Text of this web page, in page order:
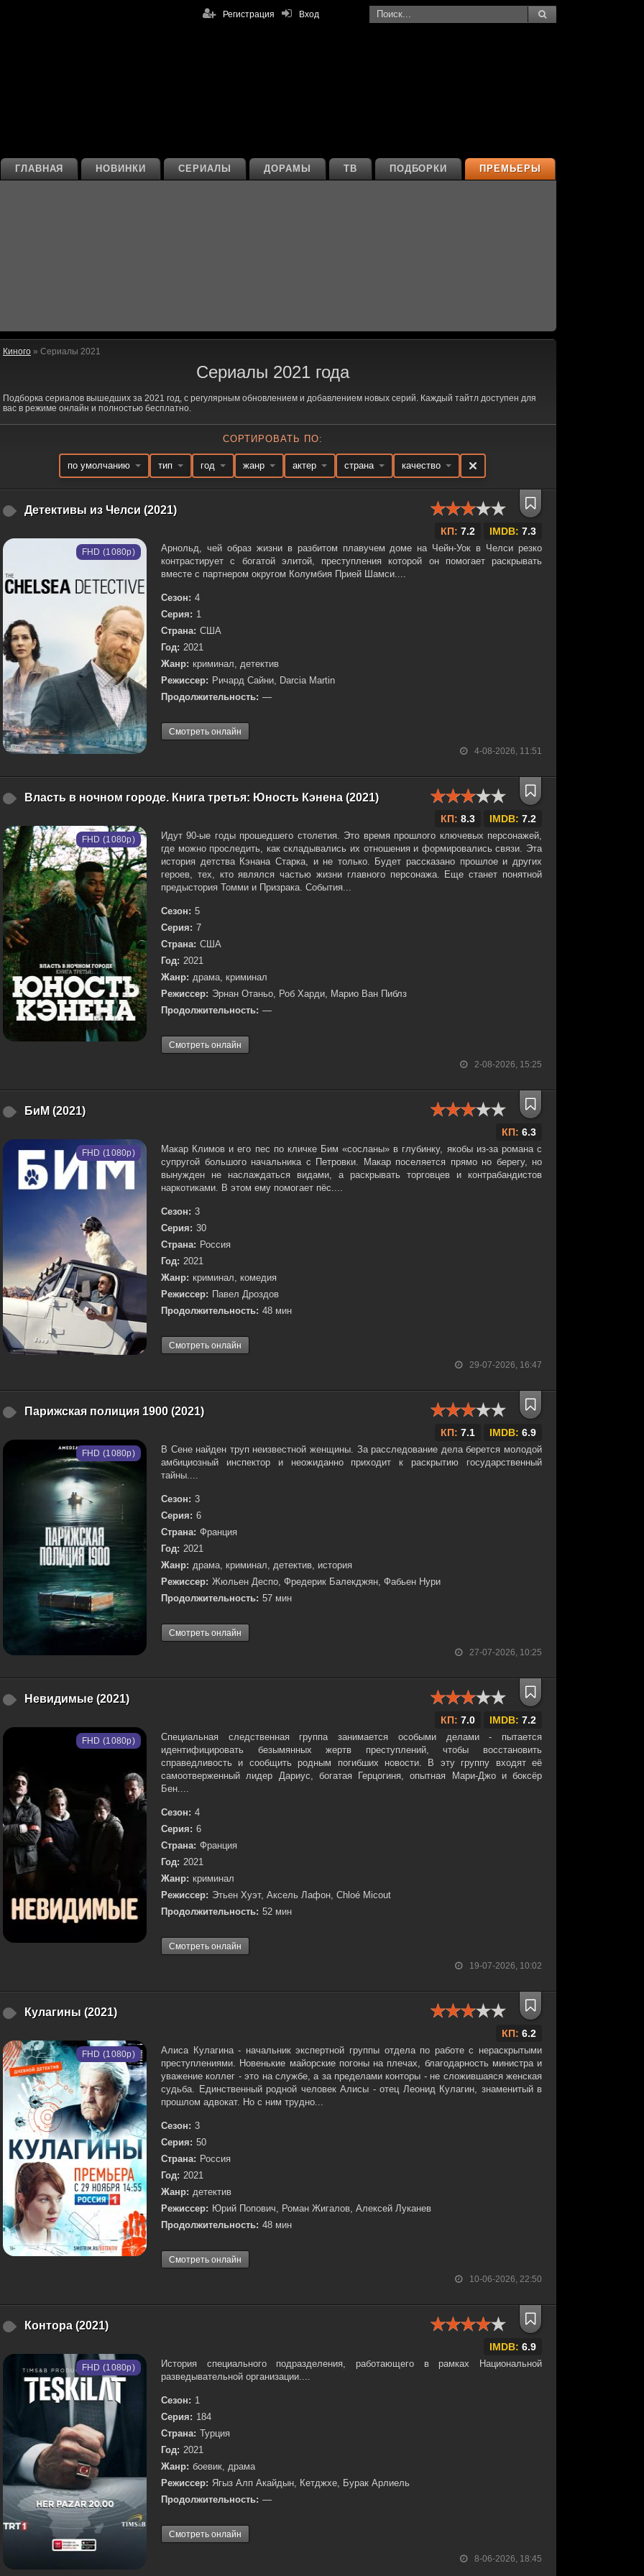
Вход
Регистрация
ПРЕМЬЕРЫ
ПОДБОРКИ
ТВ
ДОРАМЫ
СЕРИАЛЫ
НОВИНКИ
ГЛАВНАЯ
Киного » Сериалы 2021
Сериалы 2021 года
Подборка сериалов вышедших за 2021 год, с регулярным обновлением и добавлением новых серий. Каждый тайтл доступен для
вас в режиме онлайн и полностью бесплатно.
СОРТИРОВАТЬ ПО:
по умолчанию тип год жанр актер страна качество
Детективы из Челси (2021)
КП: 7.2 IMDB: 7.3
4-08-2026, 11:51
FHD (1080p)
Арнольд, чей образ жизни в разбитом плавучем доме на Чейн-Уок в Челси резко
контрастирует с богатой элитой, преступления которой он помогает раскрывать
вместе с партнером округом Колумбия Прией Шамси....
Сезон: 4
Серия: 1
Страна: США
Год: 2021
Жанр: криминал, детектив
Режиссер: Ричард Сайни, Darcia Martin
Продолжительность: —
Смотреть онлайн
Власть в ночном городе. Книга третья: Юность Кэнена (2021)
КП: 8.3 IMDB: 7.2
2-08-2026, 15:25
FHD (1080p)
Идут 90-ые годы прошедшего столетия. Это время прошлого ключевых персонажей,
где можно проследить, как складывались их отношения и формировались связи. Эта
история детства Кэнана Старка, и не только. Будет рассказано прошлое и других
героев, тех, кто являлся частью жизни главного персонажа. Еще станет понятной
предыстория Томми и Призрака. События...
Сезон: 5
Серия: 7
Страна: США
Год: 2021
Жанр: драма, криминал
Режиссер: Эрнан Отаньо, Роб Харди, Марио Ван Пиблз
Продолжительность: —
Смотреть онлайн
БиМ (2021)
КП: 6.3
29-07-2026, 16:47
FHD (1080p)
Макар Климов и его пес по кличке Бим «сосланы» в глубинку, якобы из-за романа с
супругой большого начальника с Петровки. Макар поселяется прямо но берегу, но
вынужден не наслаждаться видами, а раскрывать торговцев и контрабандистов
наркотиками. В этом ему помогает пёс....
Сезон: 3
Серия: 30
Страна: Россия
Год: 2021
Жанр: криминал, комедия
Режиссер: Павел Дроздов
Продолжительность: 48 мин
Смотреть онлайн
Парижская полиция 1900 (2021)
КП: 7.1 IMDB: 6.9
27-07-2026, 10:25
FHD (1080p)
В Сене найден труп неизвестной женщины. За расследование дела берется молодой
амбициозный инспектор и неожиданно приходит к раскрытию государственный
тайны....
Сезон: 3
Серия: 6
Страна: Франция
Год: 2021
Жанр: драма, криминал, детектив, история
Режиссер: Жюльен Деспо, Фредерик Балекджян, Фабьен Нури
Продолжительность: 57 мин
Смотреть онлайн
Невидимые (2021)
КП: 7.0 IMDB: 7.2
19-07-2026, 10:02
FHD (1080p)
Специальная следственная группа занимается особыми делами - пытается
идентифицировать безымянных жертв преступлений, чтобы восстановить
справедливость и сообщить родным погибших новости. В эту группу входят её
самоотверженный лидер Дариус, богатая Герцогиня, опытная Мари-Джо и боксёр
Бен....
Сезон: 4
Серия: 6
Страна: Франция
Год: 2021
Жанр: криминал
Режиссер: Этьен Хуэт, Аксель Лафон, Chloé Micout
Продолжительность: 52 мин
Смотреть онлайн
Кулагины (2021)
КП: 6.2
10-06-2026, 22:50
FHD (1080p)
Алиса Кулагина - начальник экспертной группы отдела по работе с нераскрытыми
преступлениями. Новенькие майорские погоны на плечах, благодарность министра и
уважение коллег - это на службе, а за пределами конторы - не сложившаяся женская
судьба. Единственный родной человек Алисы - отец Леонид Кулагин, знаменитый в
прошлом адвокат. Но с ним трудно...
Сезон: 3
Серия: 50
Страна: Россия
Год: 2021
Жанр: детектив
Режиссер: Юрий Попович, Роман Жигалов, Алексей Луканев
Продолжительность: 48 мин
Смотреть онлайн
Контора (2021)
IMDB: 6.9
8-06-2026, 18:45
FHD (1080p)
История специального подразделения, работающего в рамках Национальной
разведывательной организации....
Сезон: 1
Серия: 184
Страна: Турция
Год: 2021
Жанр: боевик, драма
Режиссер: Ягыз Алп Акайдын, Кетджхе, Бурак Арлиель
Продолжительность: —
Смотреть онлайн